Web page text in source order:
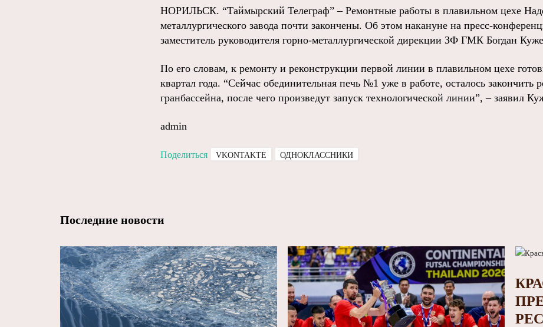
НОРИЛЬСК. “Таймырский Телеграф” – Ремонтные работы в плавильном цехе
металлургического завода почти закончены. Об этом накануне на пресс-
заместитель руководителя горно-металлургической дирекции ЗФ ГМК Богдан
По его словам, к ремонту и реконструкции первой линии в плавильном цехе
квартал года. “Сейчас обединительная печь №1 уже в работе, осталось закончить
гранбассейна, после чего произведут запуск технологической линии”, – заявил
admin
Поделиться VKONTAKTE ОДНОКЛАССНИКИ
Последние новости